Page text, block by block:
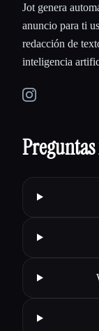
Jot genera
anuncio para ti
redacción de
inteligencia